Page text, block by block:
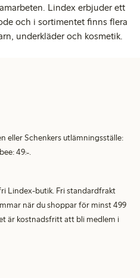
Lindex erbjuder ett
och i sortimentet finns flera
underkläder och kosmetik.
eller Schenkers utlämningsställe:
49:-.
Lindex-butik. Fri standardfrakt
när du shoppar för minst 499
är kostnadsfritt att bli medlem i